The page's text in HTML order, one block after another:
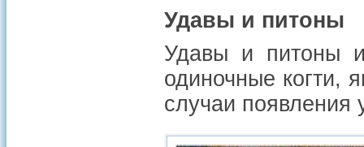
Удавы и питоны
Удавы и питоны
одиночные когти,
случаи появления